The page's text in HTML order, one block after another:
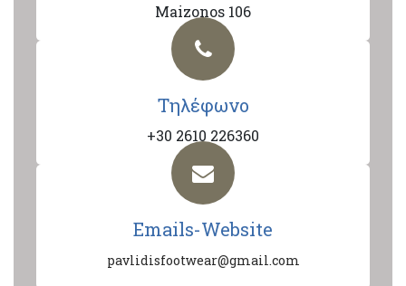
Maizonos 106
Τηλέφωνο
+30 2610 226360
Emails-Website
pavlidisfootwear@gmail.com